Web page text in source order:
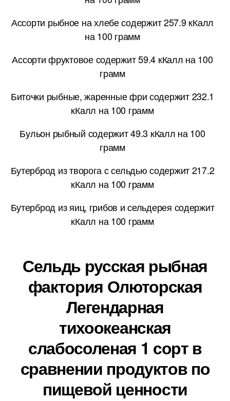
Ассорти рыбное на хлебе содержит 257.9 кКалл
на 100 грамм
Ассорти фруктовое содержит 59.4 кКалл на 100
грамм
Биточки рыбные, жаренные фри содержит 232.1
кКалл на 100 грамм
Бульон рыбный содержит 49.3 кКалл на 100
грамм
Бутерброд из творога с сельдью содержит 217.2
кКалл на 100 грамм
Бутерброд из яиц, грибов и сельдерея содержит
кКалл на 100 грамм
Сельдь русская рыбная
фактория Олюторская
Легендарная
тихоокеанская
слабосоленая 1 сорт в
сравнении продуктов по
пищевой ценности